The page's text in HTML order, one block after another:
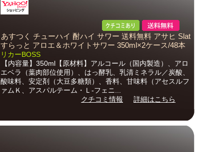
あすつく チューハイ 酎ハイ サワー 送料無料 アサヒ Slat
すらっと アロエ＆ホワイトサワー 350ml×2ケース/48本
リカーBOSS
【内容量】350ml【原材料】アルコール（国内製造）、アロ
エベラ（葉肉部位使用）、はっ酵乳、乳清ミネラル／炭酸、
酸味料、安定剤（大豆多糖類）、香料、甘味料（アセスルフ
ァムＫ、アスパルテーム・Ｌ‐フェニ...
クチコミ情報
詳細はこちら